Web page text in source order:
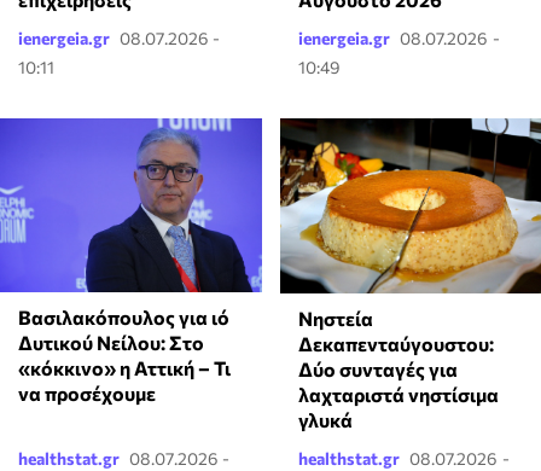
ienergeia.gr 08.07.2026 -
10:11
ienergeia.gr 08.07.2026 -
10:49
Βασιλακόπουλος για ιό
Δυτικού Νείλου: Στο
«κόκκινο» η Αττική – Τι
να προσέχουμε
healthstat.gr 08.07.2026 -
Νηστεία
Δεκαπενταύγουστου:
Δύο συνταγές για
λαχταριστά νηστίσιμα
γλυκά
healthstat.gr 08.07.2026 -